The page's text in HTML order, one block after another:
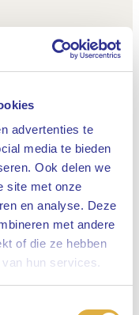
advertenties te
media te bieden
Ook delen we
site met onze
en analyse. Deze
met andere
of die ze hebben
hun services.
Sluiten